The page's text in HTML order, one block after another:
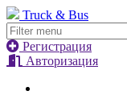
Truck & Bus
Регистрация
Авторизация